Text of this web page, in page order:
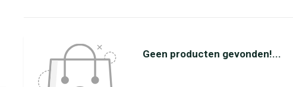
Geen producten gevonden!...